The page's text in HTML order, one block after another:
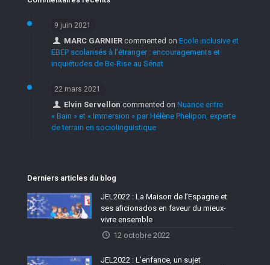
9 juin 2021
MARC GARNIER commented onEcole inclusive et
EBEP scolarisés à l’étranger : encouragements et
inquiétudes de Be-Rise au Sénat
22 mars 2021
Elvin Servellon commented onNuance entre
« Bain » et « Immersion » par Hélène Phelipon, experte
de terrain en sociolinguistique
Derniers articles du blog
JEL2022 : La Maison de l’Espagne et
ses aficionados en faveur du mieux-
vivre ensemble
12 octobre 2022
JEL2022 : L’enfance, un sujet